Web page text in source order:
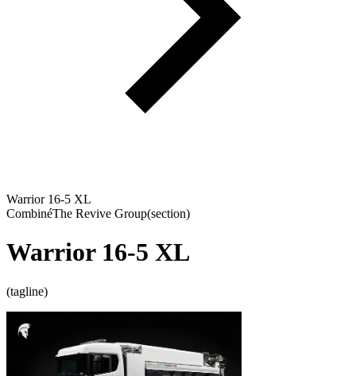
Warrior 16-5 XL
CombinéThe Revive Group(section)
Warrior 16-5 XL
(tagline)